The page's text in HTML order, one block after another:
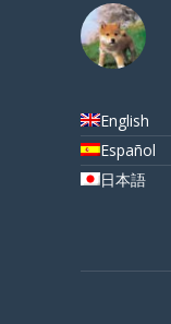
English
Español
日本語